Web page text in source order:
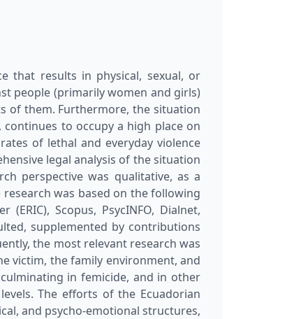
that results in physical, sexual, or
people (primarily women and girls)
of them. Furthermore, the situation
to occupy a high place on
of lethal and everyday violence
legal analysis of the situation
perspective was qualitative, as a
was based on the following
(ERIC), Scopus, PsycINFO, Dialnet,
supplemented by contributions
the most relevant research was
victim, the family environment, and
in femicide, and in other
The efforts of the Ecuadorian
and psycho-emotional structures,